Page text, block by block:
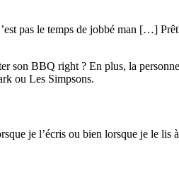
pas le temps de jobbé man […]
son BBQ right ? En plus, la
ou Les Simpsons.
je l’écris ou bien lorsque je le lis